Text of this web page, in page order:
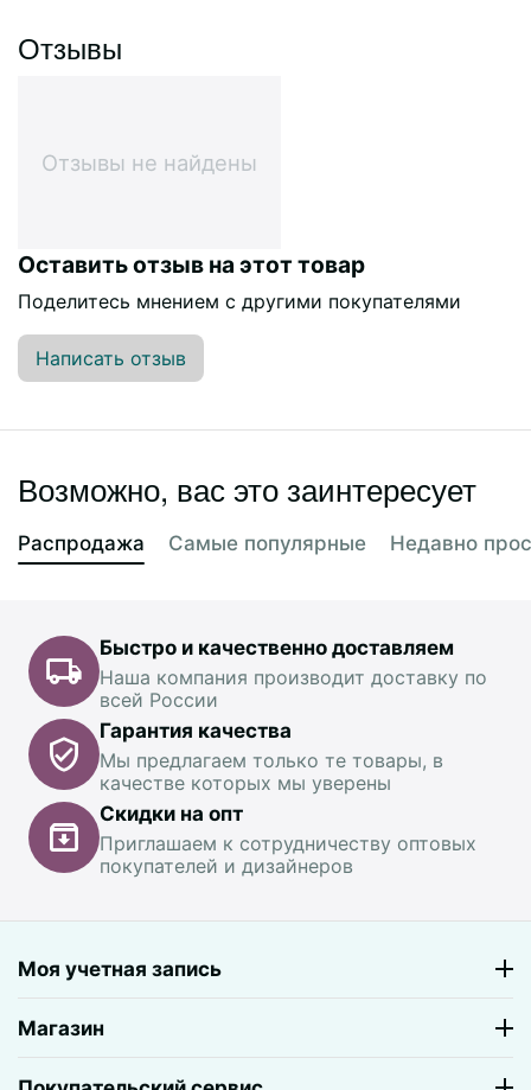
Отзывы
Отзывы не найдены
Оставить отзыв на этот товар
Поделитесь мнением с другими покупателями
Написать отзыв
Возможно, вас это заинтересует
Распродажа Самые популярные Недавно
Быстро и качественно доставляем
Наша компания производит доставку по
всей России
Гарантия качества
Мы предлагаем только те товары, в
качестве которых мы уверены
Скидки на опт
Приглашаем к сотрудничеству оптовых
покупателей и дизайнеров
Моя учетная запись
Магазин